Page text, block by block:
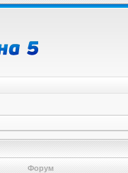
Форум